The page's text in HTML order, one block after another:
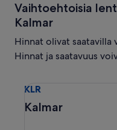
Vaihtoehtoisia
Kalmar
Hinnat olivat saatavilla
Hinnat ja saatavuus
KLR
Kalmar